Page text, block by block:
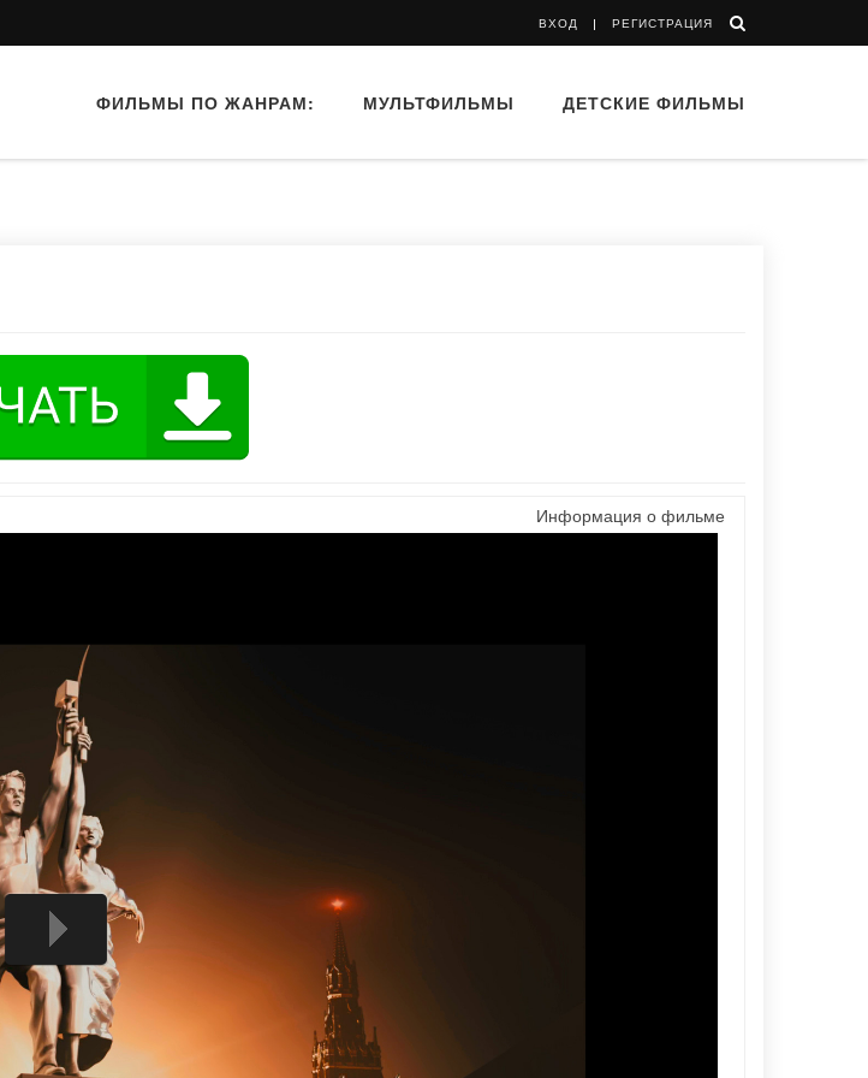
ВХОД РЕГИСТРАЦИЯ
ФИЛЬМЫ ПО ЖАНРАМ: МУЛЬТФИЛЬМЫ ДЕТСКИЕ ФИЛЬМЫ
Информация о фильме